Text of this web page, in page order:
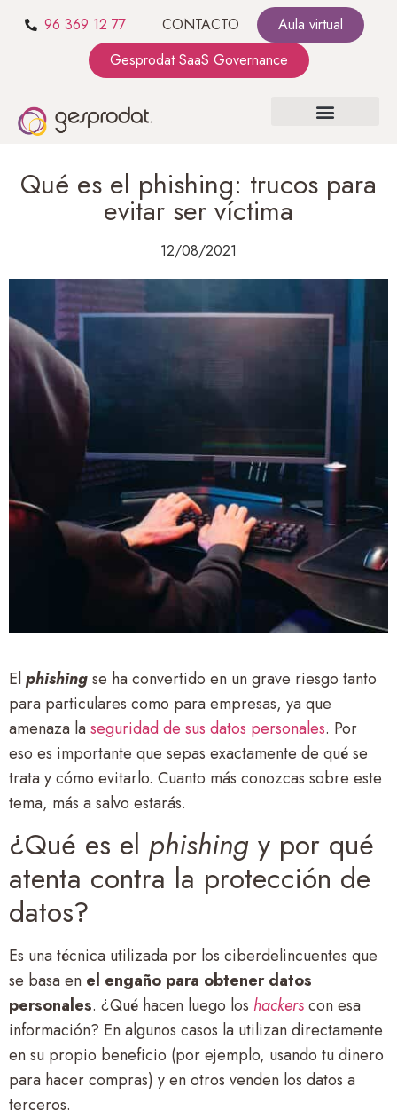
96 369 12 77 CONTACTO
Aula virtual
Gesprodat SaaS Governance
Qué es el phishing: trucos para
evitar ser víctima
12/08/2021
Elphishingse ha convertido en un grave riesgo tanto
para particulares como para empresas, ya que
amenaza laseguridad de sus datos personales. Por
eso es importante que sepas exactamente de qué se
trata y cómo evitarlo. Cuanto más conozcas sobre este
tema, más a salvo estarás.
¿Qué es el phishing y por qué
atenta contra la protección de
datos?
Es una técnica utilizada por los ciberdelincuentes que
se basa en el engaño para obtener datos
personales. ¿Qué hacen luego los hackerscon esa
información? En algunos casos la utilizan directamente
en su propio beneficio (por ejemplo, usando tu dinero
para hacer compras) y en otros venden los datos a
terceros.